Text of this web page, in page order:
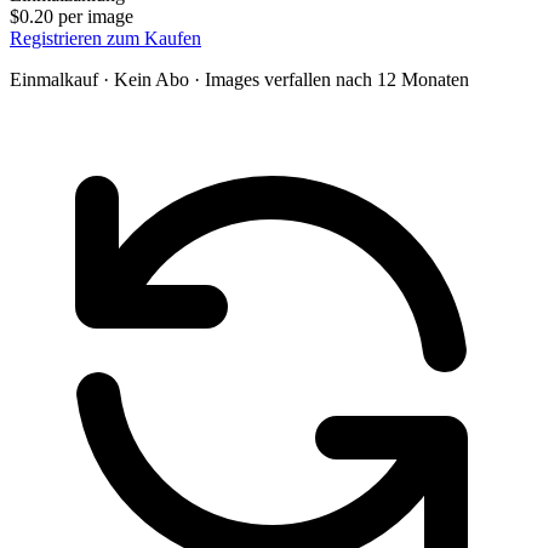
$0.20 per image
Registrieren zum Kaufen
Einmalkauf · Kein Abo · Images verfallen nach 12 Monaten